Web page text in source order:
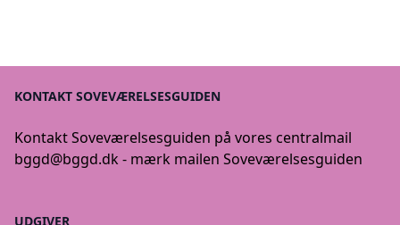
KONTAKT SOVEVÆRELSESGUIDEN
Kontakt Soveværelsesguiden på vores centralmail
bggd@bggd.dk- mærk mailen Soveværelsesguiden
UDGIVER